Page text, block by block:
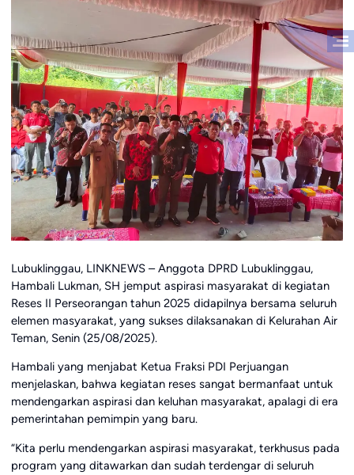
Lubuklinggau, LINKNEWS – Anggota DPRD Lubuklinggau,
Hambali Lukman, SH jemput aspirasi masyarakat di kegiatan
Reses II Perseorangan tahun 2025 didapilnya bersama seluruh
elemen masyarakat, yang sukses dilaksanakan di Kelurahan Air
Teman, Senin (25/08/2025).
Hambali yang menjabat Ketua Fraksi PDI Perjuangan
menjelaskan, bahwa kegiatan reses sangat bermanfaat untuk
mendengarkan aspirasi dan keluhan masyarakat, apalagi di era
pemerintahan pemimpin yang baru.
“Kita perlu mendengarkan aspirasi masyarakat, terkhusus pada
program yang ditawarkan dan sudah terdengar di seluruh